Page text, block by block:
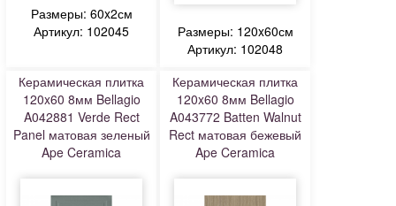
Размеры: 60x2см
Артикул: 102045
Размеры: 120x60см
Артикул: 102048
Керамическая плитка
120x60 8мм Bellagio
A042881 Verde Rect
Panel матовая зеленый
Ape Ceramica
Керамическая плитка
120x60 8мм Bellagio
A043772 Batten Walnut
Rect матовая бежевый
Ape Ceramica